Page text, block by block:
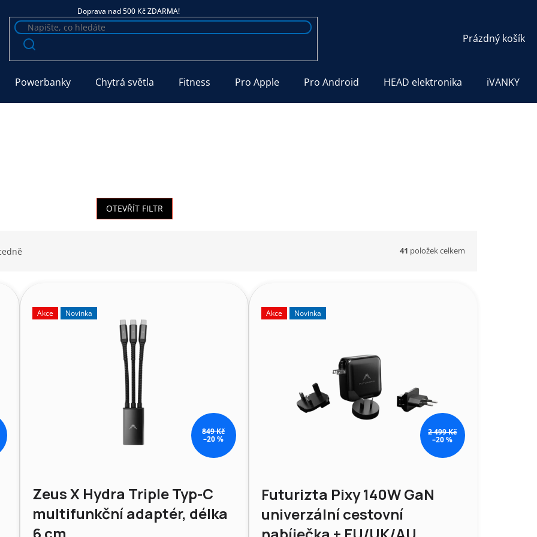
Doprava nad 500 Kč ZDARMA!
NÁKUPNÍ
Prázdný košík
Powerbanky Chytrá světla Fitness Pro Apple Pro Android HEAD elektronika iVANKY
OTEVŘÍT FILTR
41 položek celkem
Akce Novinka
849 Kč
–20 %
Zeus X Hydra Triple Typ-C
multifunkční adaptér, délka
6 cm
Akce Novinka
2 499 Kč
–20 %
Futurizta Pixy 140W GaN
univerzální cestovní